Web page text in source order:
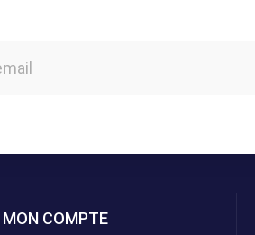
MON COMPTE